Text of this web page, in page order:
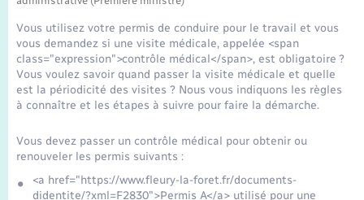
Voirie et espace public
Vous utilisez votre permis de conduire pour le travail et vous
vous demandez si une visite médicale, appelée <span
class="expression">contrôle médical</span>, est obligatoire ?
Vous voulez savoir quand passer la visite médicale et quelle
est la périodicité des visites ? Nous vous indiquons les règles
à connaître et les étapes à suivre pour faire la démarche.
Vous devez passer un contrôle médical pour obtenir ou
renouveler les permis suivants :
<a href="https://www.fleury-la-foret.fr/documents-
didentite/?xml=F2830">Permis A</a> utilisé pour une